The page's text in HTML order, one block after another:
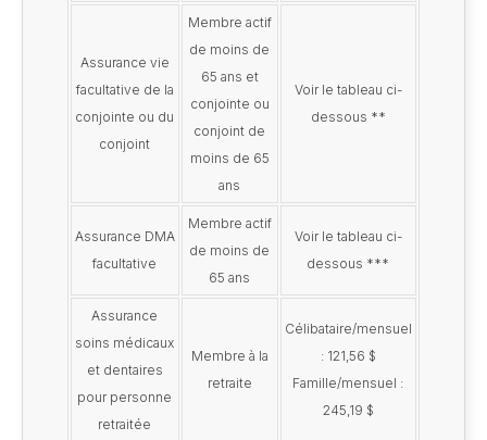
Assurance vie
facultative de la
conjointe ou du
conjoint
Membre actif
de moins de
65 ans et
conjointe ou
conjoint de
moins de 65
ans
Voir le tableau ci-
dessous **
Assurance DMA
facultative
Membre actif
de moins de
65 ans
Voir le tableau ci-
dessous ***
Assurance
soins médicaux
et dentaires
pour personne
retraitée
Membre à la
retraite
Célibataire/mensuel
: 121,56 $
Famille/mensuel :
245,19 $